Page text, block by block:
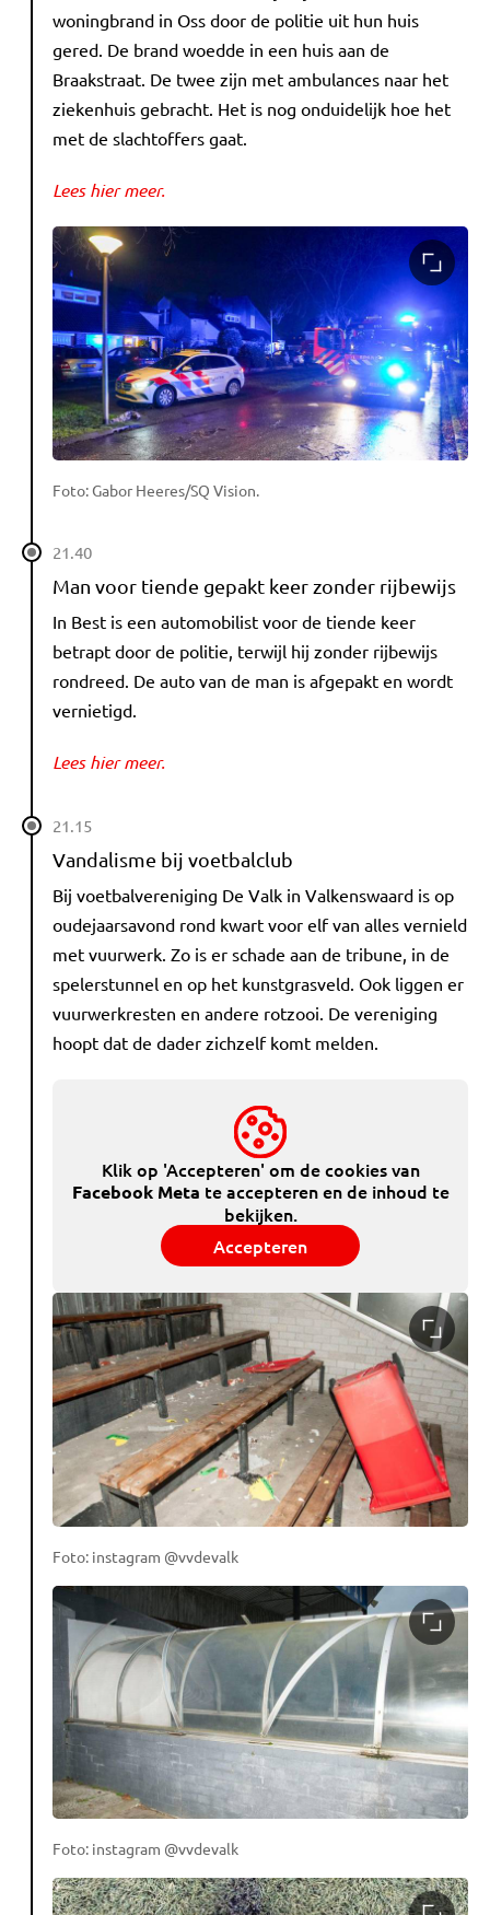
woningbrand in Oss door de politie uit hun huis
gered. De brand woedde in een huis aan de
Braakstraat. De twee zijn met ambulances naar het
ziekenhuis gebracht. Het is nog onduidelijk hoe het
met de slachtoffers gaat.
Lees hier meer.
Foto: Gabor Heeres/SQ Vision.
21.40
Man voor tiende gepakt keer zonder rijbewijs
In Best is een automobilist voor de tiende keer
betrapt door de politie, terwijl hij zonder rijbewijs
rondreed. De auto van de man is afgepakt en wordt
vernietigd.
Lees hier meer.
21.15
Vandalisme bij voetbalclub
Bij voetbalvereniging De Valk in Valkenswaard is op
oudejaarsavond rond kwart voor elf van alles vernield
met vuurwerk. Zo is er schade aan de tribune, in de
spelerstunnel en op het kunstgrasveld. Ook liggen er
vuurwerkresten en andere rotzooi. De vereniging
hoopt dat de dader zichzelf komt melden.
Klik op 'Accepteren' om de cookies van
Facebook Meta te accepteren en de inhoud te
bekijken.
Accepteren
Foto: instagram @vvdevalk
Foto: instagram @vvdevalk